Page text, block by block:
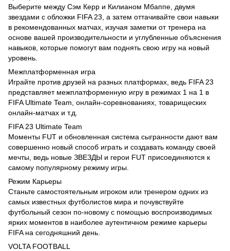
Выберите между Сэм Керр и Килианом Мбаппе, двумя
звездами с обложки FIFA 23, а затем оттачивайте свои навыки
в рекомендованных матчах, изучая заметки от тренера на
основе вашей производительности и углубленные объяснения
навыков, которые помогут вам поднять свою игру на новый
уровень.
Межплатформенная игра
Играйте против друзей на разных платформах, ведь FIFA 23
представляет межплатформенную игру в режимах 1 на 1 в
FIFA Ultimate Team, онлайн-соревнованиях, товарищеских
онлайн-матчах и т.д.
FIFA 23 Ultimate Team
Моменты FUT и обновленная система сыгранности дают вам
совершенно новый способ играть и создавать команду своей
мечты, ведь новые ЗВЕЗДЫ и герои FUT присоединяются к
самому популярному режиму игры.
Режим Карьеры
Станьте самостоятельным игроком или тренером одних из
самых известных футболистов мира и почувствуйте
футбольный сезон по-новому с помощью воспроизводимых
ярких моментов в наиболее аутентичном режиме карьеры
FIFA на сегодняшний день.
VOLTA FOOTBALL